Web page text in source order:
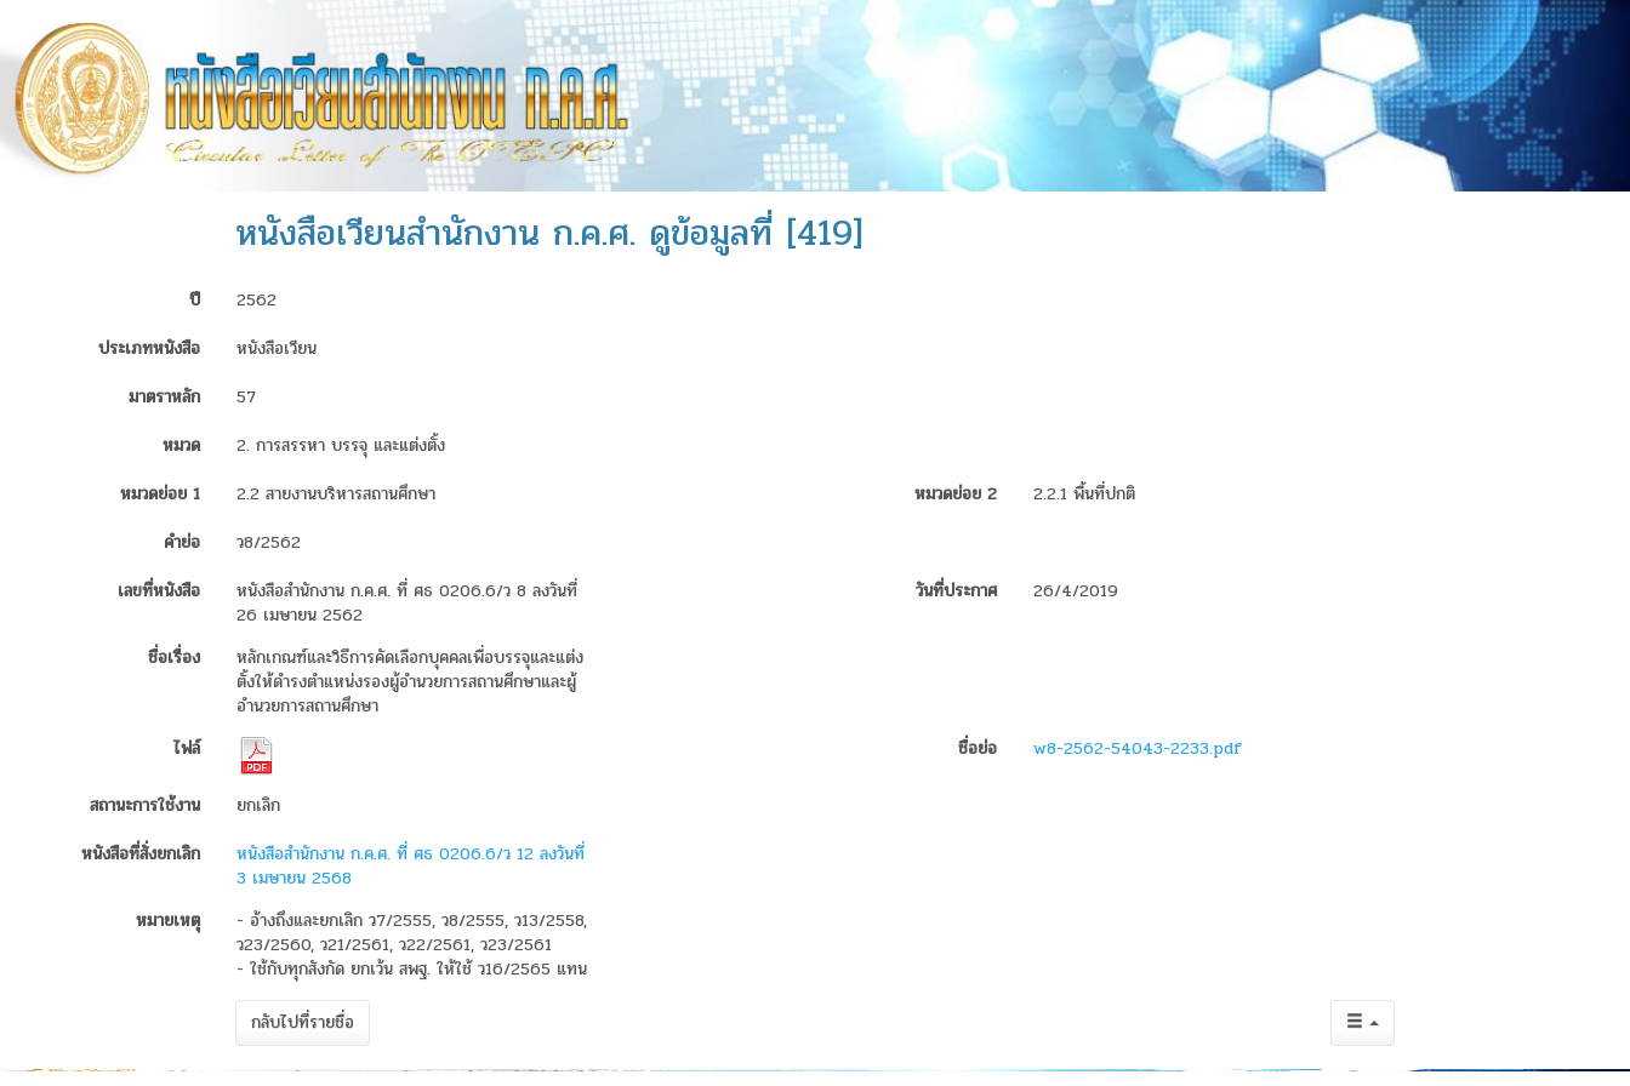
หนังสือเวียนสำนักงาน ก.ค.ศ. ดูข้อมูลที่ [419]
ปี
2562
ประเภทหนังสือ
หนังสือเวียน
มาตราหลัก
57
หมวด
2. การสรรหา บรรจุ และแต่งตั้ง
หมวดย่อย 1
2.2 สายงานบริหารสถานศึกษา หมวดย่อย 2
2.2.1 พื้นที่ปกติ
คำย่อ
ว8/2562
เลขที่หนังสือ
หนังสือสำนักงาน ก.ค.ศ. ที่ ศธ 0206.6/ว 8 ลงวันที่
26 เมษายน 2562
วันที่ประกาศ 26/4/2019
ชื่อเรื่อง
หลักเกณฑ์และวิธีการคัดเลือกบุคคลเพื่อบรรจุและแต่ง
ตั้งให้ดำรงตำแหน่งรองผู้อำนวยการสถานศึกษาและผู้
อำนวยการสถานศึกษา
ไฟล์
ชื่อย่อ w8-2562-54043-2233.pdf
สถานะการใช้งาน
ยกเลิก
หนังสือที่สั่งยกเลิก
หนังสือสำนักงาน ก.ค.ศ. ที่ ศธ 0206.6/ว 12 ลงวันที่
3 เมษายน 2568
หมายเหตุ
- อ้างถึงและยกเลิก ว7/2555, ว8/2555, ว13/2558,
ว23/2560, ว21/2561, ว22/2561, ว23/2561
- ใช้กับทุกสังกัด ยกเว้น สพฐ. ให้ใช้ ว16/2565 แทน
กลับไปที่รายชื่อ